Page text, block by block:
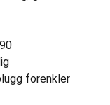
forenkler